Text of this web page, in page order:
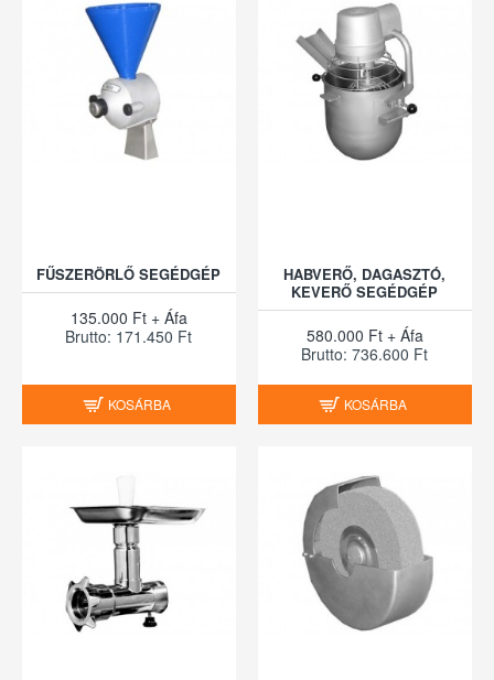
FŰSZERÖRLŐ SEGÉDGÉP
135.000 Ft + Áfa
Brutto: 171.450 Ft
KOSÁRBA
HABVERŐ, DAGASZTÓ,
KEVERŐ SEGÉDGÉP
580.000 Ft + Áfa
Brutto: 736.600 Ft
KOSÁRBA